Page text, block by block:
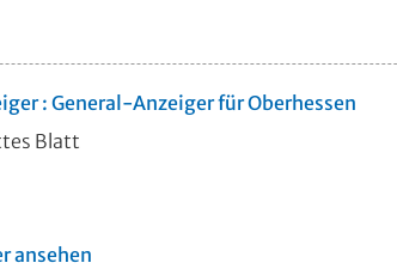
: General-Anzeiger für Oberhessen
Blatt
ansehen